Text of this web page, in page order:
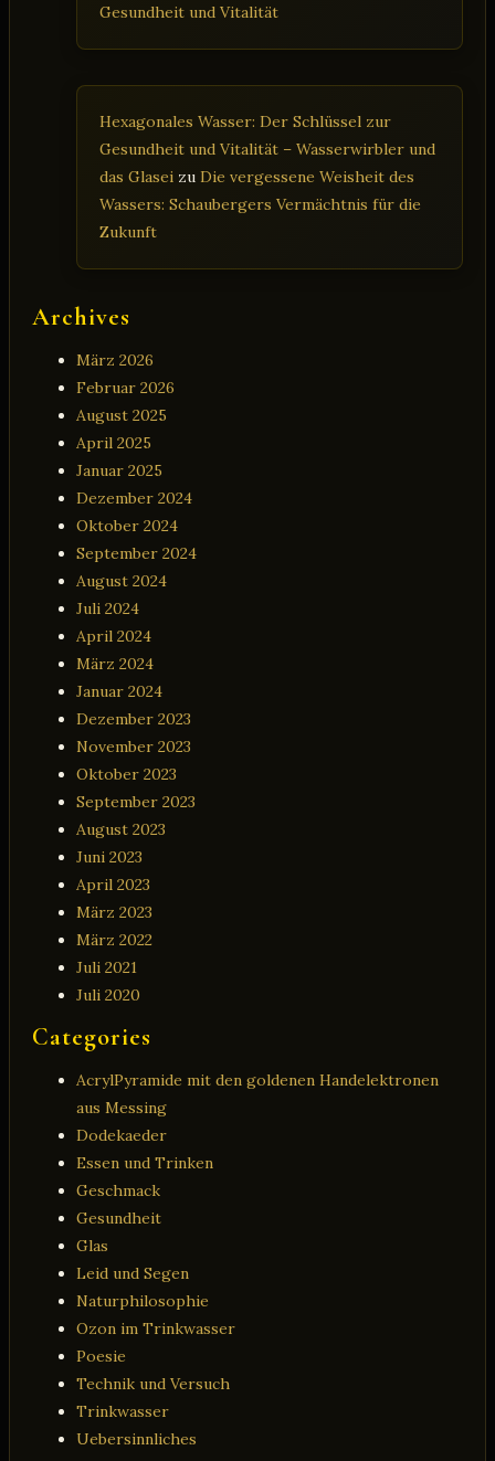
Gesundheit und Vitalität
Hexagonales Wasser: Der Schlüssel zur
Gesundheit und Vitalität – Wasserwirbler und
das Glasei zu Die vergessene Weisheit des
Wassers: Schaubergers Vermächtnis für die
Zukunft
Archives
März 2026
Februar 2026
August 2025
April 2025
Januar 2025
Dezember 2024
Oktober 2024
September 2024
August 2024
Juli 2024
April 2024
März 2024
Januar 2024
Dezember 2023
November 2023
Oktober 2023
September 2023
August 2023
Juni 2023
April 2023
März 2023
März 2022
Juli 2021
Juli 2020
Categories
AcrylPyramide mit den goldenen Handelektronen
aus Messing
Dodekaeder
Essen und Trinken
Geschmack
Gesundheit
Glas
Leid und Segen
Naturphilosophie
Ozon im Trinkwasser
Poesie
Technik und Versuch
Trinkwasser
Uebersinnliches